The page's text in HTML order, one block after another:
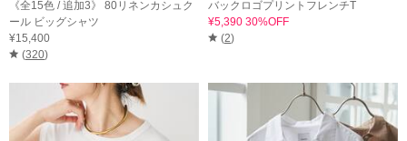
《全15色 / 追加3》 80リネンカシュク
ール ビッグシャツ
¥15,400
(320)
バックロゴプリントフレンチT
¥5,390 30%OFF
(2)